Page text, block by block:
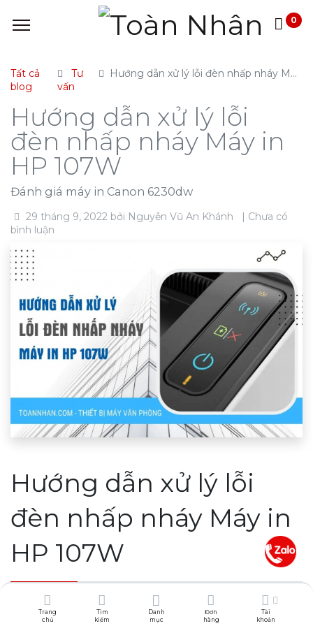
Trang
chủ
Tìm
kiếm
Danh
mục
Đơn
hàng
Tài
khoản
0
Tất cả
blog
Tư
vấn
Hướng dẫn xử lý lỗi đèn nhấp nháy Máy in HP 107W
Hướng dẫn xử lý lỗi
đèn nhấp nháy Máy in
HP 107W
Đánh giá máy in Canon 6230dw
29 tháng 9, 2022 bởi Nguyễn Vũ An Khánh
| Chưa có
bình luận
Hướng dẫn xử lý lỗi
đèn nhấp nháy Máy in
HP 107W
Nếu một ngày nào đó bạn đang in ấn tài liệu, hồ sơ